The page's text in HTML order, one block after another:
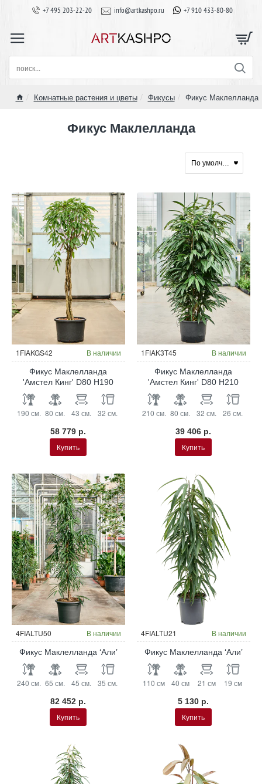
+7 495 203-22-20 info@artkashpo.ru +7 910 433-80-80
поиск...
Комнатные растения и цветы Фикусы Фикус Маклелланда
Фикус Маклелланда
Гидропоника
1FIAKGS42 В наличии
Фикус Маклелланда
'Амстел Кинг' D80 H190
190 см. 80 см. 43 см. 32 см.
58 779 р.
Купить
Гидропоника
1FIAK3T45 В наличии
Фикус Маклелланда
'Амстел Кинг' D80 H210
210 см. 80 см. 32 см. 26 см.
39 406 р.
Купить
4FIALTU50 В наличии
Фикус Маклелланда ‘Али’
240 см. 65 см. 45 см. 35 см.
82 452 р.
Купить
4FIALTU21 В наличии
Фикус Маклелланда ‘Али’
110 см 40 см 21 см 19 см
5 130 р.
Купить